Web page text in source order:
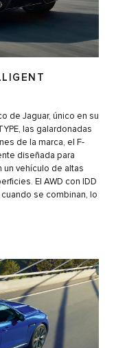
de Jaguar, único en su
las galardonadas
de la marca, el F-
diseñada para
un vehículo de altas
El AWD con IDD
se combinan, lo